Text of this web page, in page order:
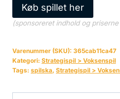
Køb spillet her
(sponsoreret indhold og
Varenummer (SKU): 365cab11ca47
Kategori: Strategispil > Voksenspil
Tags: spilska, Strategispil >